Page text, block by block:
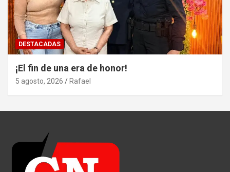
DESTACADAS
¡El fin de una era de honor!
5 agosto, 2026 Rafael